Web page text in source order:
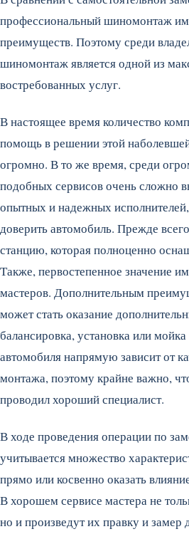
профессиональный шиномонтаж
преимуществ. Поэтому среди
шиномонтаж является одной из
востребованных услуг.
В настоящее время количество
помощь в решении этой
огромно. В то же время, среди
подобных сервисов очень сложно
опытных и надежных
доверить автомобиль. Прежде
станцию, которая полноценно
Также, первостепенное значение
мастеров. Дополнительным
может стать оказание
балансировка, установка или
автомобиля напрямую зависит от
монтажа, поэтому крайне важно,
проводил хороший специалист.
В ходе проведения операции по
учитывается множество
прямо или косвенно оказать
В хорошем сервисе мастера не
но и произведут их правку и замер